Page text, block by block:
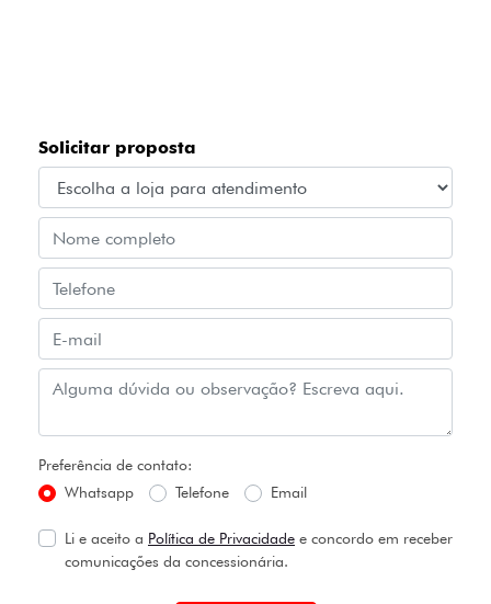
Solicitar proposta
Preferência de contato:
Whatsapp
Telefone Email
Li e aceito a Política de Privacidade e concordo em receber
comunicações da concessionária.